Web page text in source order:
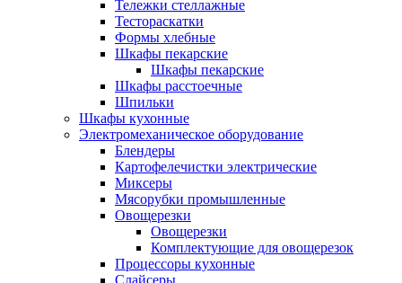
Тележки стеллажные
Тестораскатки
Формы хлебные
Шкафы пекарские
Шкафы пекарские
Шкафы расстоечные
Шпильки
Шкафы кухонные
Электромеханическое оборудование
Блендеры
Картофелечистки электрические
Миксеры
Мясорубки промышленные
Овощерезки
Овощерезки
Комплектующие для овощерезок
Процессоры кухонные
Слайсеры